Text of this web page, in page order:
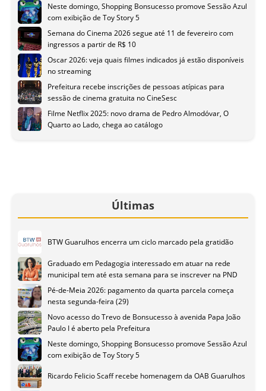
Neste domingo, Shopping Bonsucesso promove Sessão Azul
com exibição de Toy Story 5
Semana do Cinema 2026 segue até 11 de fevereiro com
ingressos a partir de R$ 10
Oscar 2026: veja quais filmes indicados já estão disponíveis
no streaming
Prefeitura recebe inscrições de pessoas atípicas para
sessão de cinema gratuita no CineSesc
Filme Netflix 2025: novo drama de Pedro Almodóvar, O
Quarto ao Lado, chega ao catálogo
Últimas
BTW Guarulhos encerra um ciclo marcado pela gratidão
Graduado em Pedagogia interessado em atuar na rede
municipal tem até esta semana para se inscrever na PND
Pé-de-Meia 2026: pagamento da quarta parcela começa
nesta segunda-feira (29)
Novo acesso do Trevo de Bonsucesso à avenida Papa João
Paulo I é aberto pela Prefeitura
Neste domingo, Shopping Bonsucesso promove Sessão Azul
com exibição de Toy Story 5
Ricardo Felicio Scaff recebe homenagem da OAB Guarulhos